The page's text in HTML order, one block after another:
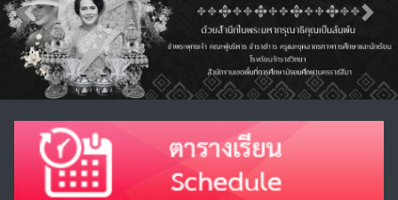
Previous Next